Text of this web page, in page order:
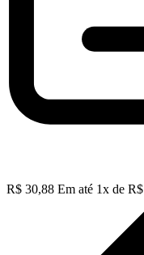
R$ 30,88 Em até 1x de R$